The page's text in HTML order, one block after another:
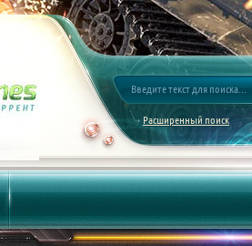
Расширенный поиск